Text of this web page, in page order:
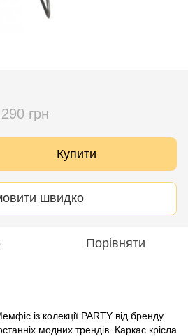
грн
Купити
швидко
Порівняти
із колекції PARTY від бренду
модних трендів. Каркас крісла